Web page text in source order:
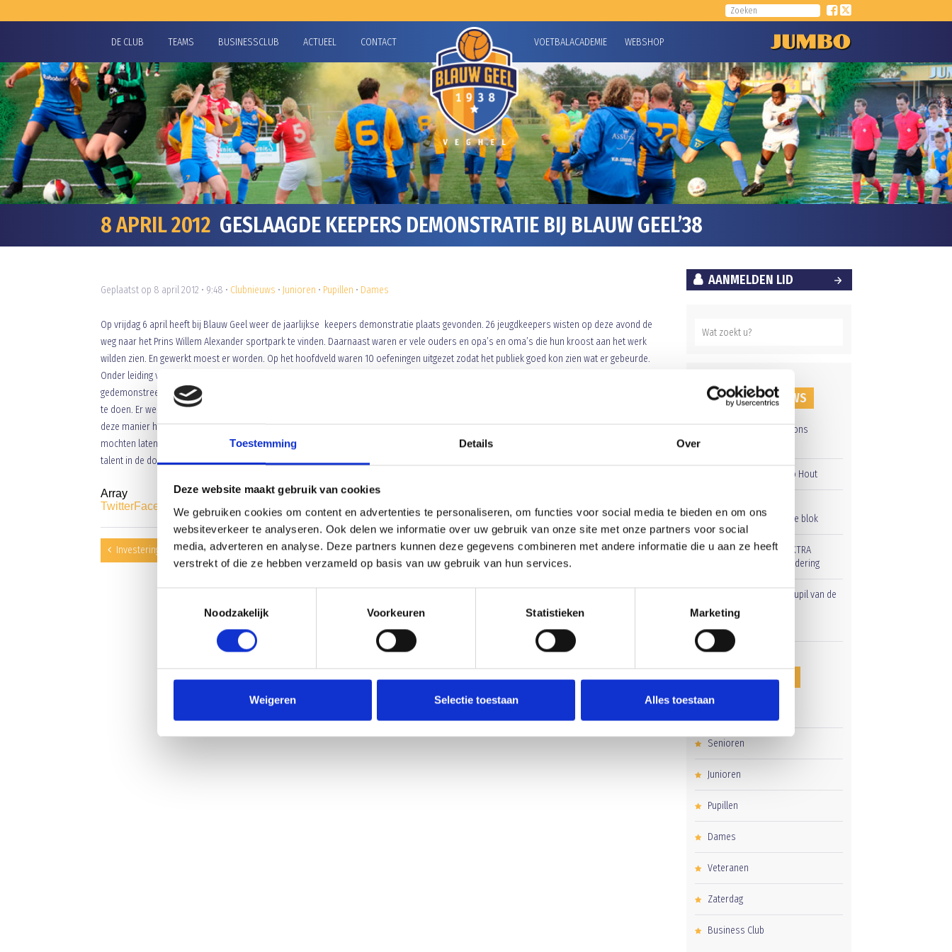
Toestemming Details Over
Deze website maakt gebruik van cookies
We gebruiken cookies om content en advertenties te personaliseren, om functies voor social media te bieden en om ons
websiteverkeer te analyseren. Ook delen we informatie over uw gebruik van onze site met onze partners voor social
media, adverteren en analyse. Deze partners kunnen deze gegevens combineren met andere informatie die u aan ze heeft
verstrekt of die ze hebben verzameld op basis van uw gebruik van hun services.
Noodzakelijk
Voorkeuren Statistieken Marketing
Weigeren Selectie toestaan Alles toestaan
DE CLUB TEAMS BUSINESSCLUB ACTUEEL CONTACT VOETBALACADEMIE WEBSHOP
8 APRIL 2012 GESLAAGDE KEEPERS DEMONSTRATIE BIJ BLAUW GEEL’38
Geplaatst op 8 april 2012 • 9:48 • Clubnieuws • Junioren • Pupillen • Dames
Op vrijdag 6 april heeft bij Blauw Geel weer de jaarlijkse keepers demonstratie plaats gevonden. 26 jeugdkeepers wisten op deze avond de
weg naar het Prins Willem Alexander sportpark te vinden. Daarnaast waren er vele ouders en opa’s en oma’s die hun kroost aan het werk
wilden zien. En gewerkt moest er worden. Op het hoofdveld waren 10 oefeningen uitgezet zodat het publiek goed kon zien wat er gebeurde.
Onder leiding van Rudie Geurts de keeperstrainer van de Blauw Geel selectiekeepers werden vele varianten op de keepers oefeningen
gedemonstreerd. Samen met de jeugdkeeperstrainers van Blauw Geel gingen de keepertjes daarna aan de slag om het zo goed mogelijk na
te doen. Er werd gedoken, uitgekomen, gewerkt met de tjoek, hoge ballen gevangen het hele scala kwam aan bod. Ruim een uur waren ze op
deze manier heel intensief bezig. De demonstratie werd afgesloten met een show van Sander Maas en Jeroen Janssen die hun hoge niveau
mochten laten zien. Duidelijk werd dat Blauw Geel zich voor de toekomst geen zorgen hoeft te maken over de plaats in het doel, want menig
talent in de dop ontplooide zich op deze avond.
Array
TwitterFacebook WhatsApp
Investering Blauw Geel’38 voor de toekomst Blauw Geel laat Nuenen ontsnappen
AANMELDEN LID
RECENT NIEUWS
Groot onderhoud op ons
Overwinning op Mierlo Hout
oefenwedstrijd tweede blok
Uitnodiging voor de EXTRA
Algemene Ledenvergadering
Word jij de volgende Pupil van de
Week bij BlauwGeel?
CATEGORIEËN
Senioren
Junioren
Pupillen
Dames
Veteranen
Zaterdag
Business Club